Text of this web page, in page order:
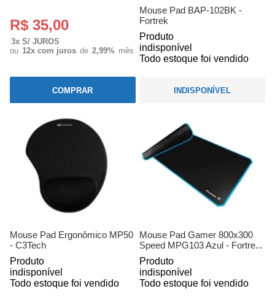
R$ 35,00
3x S/ JUROS
ou 12x com juros de 2,99% mês
COMPRAR
Mouse Pad BAP-102BK -
Fortrek
Produto
indisponível
Todo estoque foi vendido
INDISPONÍVEL
Mouse Pad Ergonômico MP50
- C3Tech
Produto
indisponível
Todo estoque foi vendido
Mouse Pad Gamer 800x300
Speed MPG103 Azul - Fortre...
Produto
indisponível
Todo estoque foi vendido